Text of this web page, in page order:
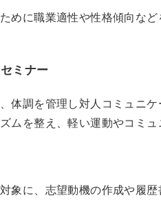
めに職業適性や性格傾向な
ミナー
体調を管理し対人コミュニ
ムを整え、軽い運動やコミュ
象に、志望動機の作成や履